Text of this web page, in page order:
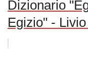
Dizionario
Egizio" -